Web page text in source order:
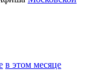
в этом месяце